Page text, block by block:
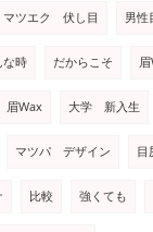
マツエク 伏し目 男
な時 だからこそ
Wax 大学 新入生
マツパ デザイン 目
比較 強くても